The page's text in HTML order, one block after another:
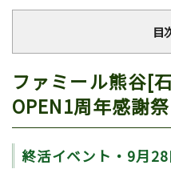
目
ファミール熊谷[
OPEN1周年感謝祭
終活イベント・9月28